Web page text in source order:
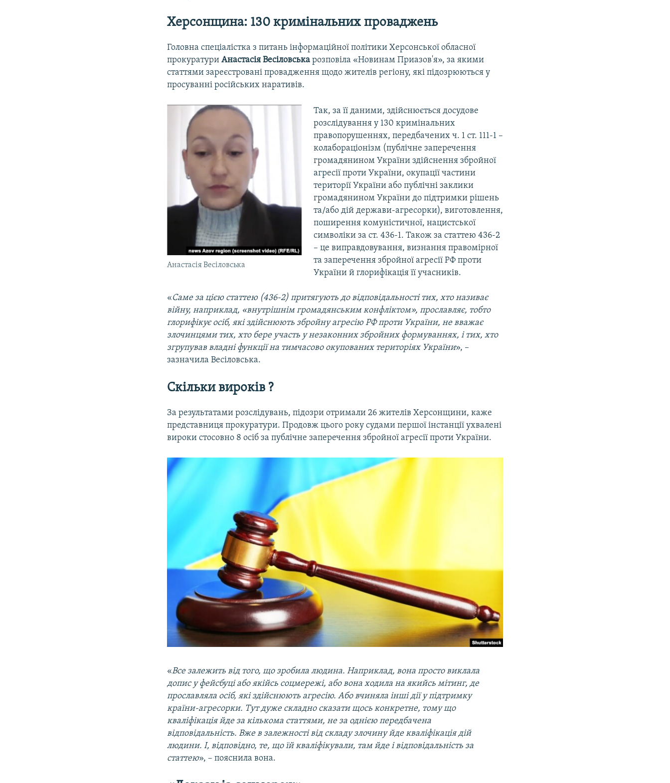
Херсонщина: 130 кримінальних проваджень
Головна спеціалістка з питань інформаційної політики Херсонської обласної
прокуратуриАнастасія Весіловськарозповіла «Новинам Приазов'я», за якими
статтями зареєстровані провадження щодо жителів регіону, які підозрюються у
просуванні російських наративів.
Анастасія Весіловська
Так, за її даними, здійснюється досудове
розслідування у 130 кримінальних
правопорушеннях, передбачених ч. 1 ст. 111-1 –
колабораціонізм (публічне заперечення
громадянином України здійснення збройної
агресії проти України, окупації частини
території України або публічні заклики
громадянином України до підтримки рішень
та/або дій держави-агресорки), виготовлення,
поширення комуністичної, нацистської
символіки за ст. 436-1. Також за статтею 436-2
– це виправдовування, визнання правомірної
та заперечення збройної агресії РФ проти
України й глорифікація її учасників.
«Саме за цією статтею (436-2) притягують до відповідальності тих, хто називає
війну, наприклад, «внутрішнім громадянським конфліктом», прославляє, тобто
глорифікує осіб, які здійснюють збройну агресію РФ проти України, не вважає
злочинцями тих, хто бере участь у незаконних збройних формуваннях, і тих, хто
згрупував владні функції на тимчасово окупованих територіях України», –
зазначила Весіловська.
Скільки вироків ?
За результатами розслідувань, підозри отримали 26 жителів Херсонщини, каже
представниця прокуратури. Продовж цього року судами першої інстанції ухвалені
вироки стосовно 8 осіб за публічне заперечення збройної агресії проти України.
«Все залежить від того, що зробила людина. Наприклад, вона просто виклала
допис у фейсбуці або якійсь соцмережі, або вона ходила на якийсь мітинг, де
прославляла осіб, які здійснюють агресію. Або вчиняла інші дії у підтримку
країни-агресорки. Тут дуже складно сказати щось конкретне, тому що
кваліфікація йде за кількома статтями, не за однією передбачена
відповідальність. Вже в залежності від складу злочину йде кваліфікація дій
людини. І, відповідно, те, що їй кваліфікували, там йде і відповідальність за
статтею», – пояснила вона.